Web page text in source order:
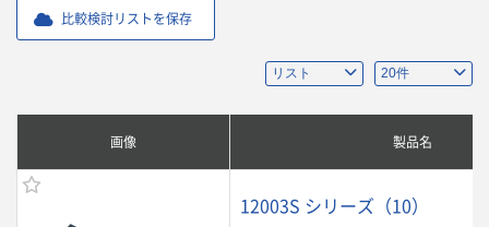
比較検討リストを保存
画像 製品名
12003S シリーズ（10）